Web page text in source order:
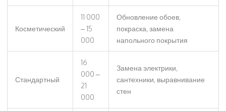
Косметический
11 000
– 15
000
Обновление обоев,
покраска, замена
напольного покрытия
Стандартный
16
000 –
21
000
Замена электрики,
сантехники, выравнивание
стен